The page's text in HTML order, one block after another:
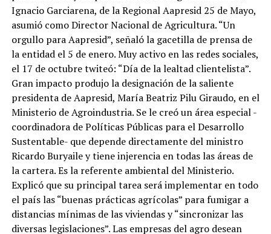
Ignacio Garciarena, de la Regional Aapresid 25 de Mayo,
asumió como Director Nacional de Agricultura. “Un
orgullo para Aapresid”, señaló la gacetilla de prensa de
la entidad el 5 de enero. Muy activo en las redes sociales,
el 17 de octubre twiteó: “Día de la lealtad clientelista”.
Gran impacto produjo la designación de la saliente
presidenta de Aapresid, María Beatriz Pilu Giraudo, en el
Ministerio de Agroindustria. Se le creó un área especial -
coordinadora de Políticas Públicas para el Desarrollo
Sustentable- que depende directamente del ministro
Ricardo Buryaile y tiene injerencia en todas las áreas de
la cartera. Es la referente ambiental del Ministerio.
Explicó que su principal tarea será implementar en todo
el país las “buenas prácticas agrícolas” para fumigar a
distancias mínimas de las viviendas y “sincronizar las
diversas legislaciones”. Las empresas del agro desean